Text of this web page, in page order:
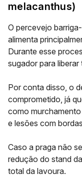
melacanthus)
O percevejo
alimenta
Durante esse
sugador para
Por conta disso, o
comprometido, já
como
e lesões com
Caso a praga não
redução do stand
total da lavoura.